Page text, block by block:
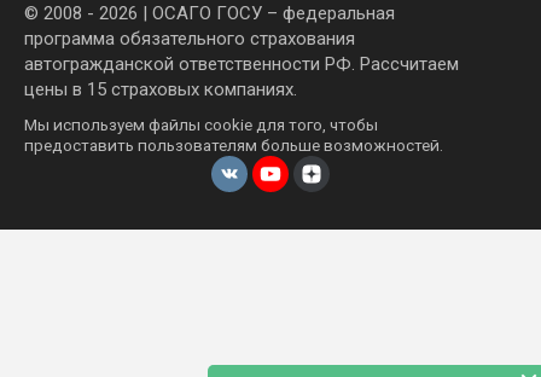
© 2008 - 2026 | ОСАГО ГОСУ – федеральная
программа обязательного страхования
автогражданской ответственности РФ. Рассчитаем
цены в 15 страховых компаниях.
Мы используем файлы cookie для того, чтобы
предоставить пользователям больше возможностей.